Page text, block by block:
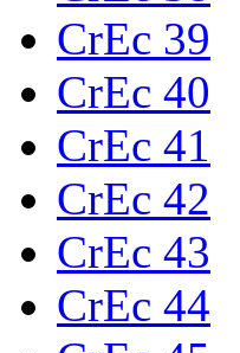
CrEc 39
CrEc 40
CrEc 41
CrEc 42
CrEc 43
CrEc 44